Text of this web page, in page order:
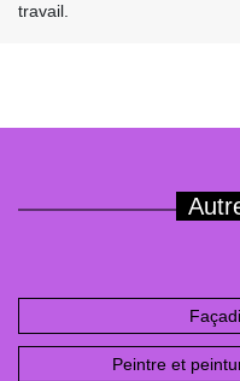
travail.
Peintre et